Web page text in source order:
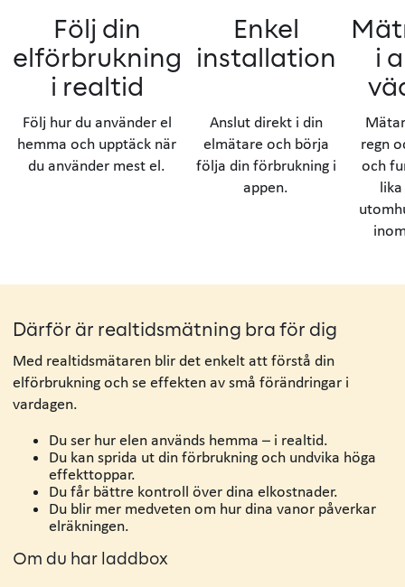
Följ din
elförbrukning
i realtid
Följ hur du använder el
hemma och upptäck när
du använder mest el.
Enkel
installation
Anslut direkt i din
elmätare och börja
följa din förbrukning i
appen.
i
regn
och
Därför är realtidsmätning bra för dig
Med realtidsmätaren blir det enkelt att förstå din
elförbrukning och se effekten av små förändringar i
vardagen.
Du ser hur elen används hemma – i realtid.
Du kan sprida ut din förbrukning och undvika höga
effekttoppar.
Du får bättre kontroll över dina elkostnader.
Du blir mer medveten om hur dina vanor påverkar
elräkningen.
Om du har laddbox